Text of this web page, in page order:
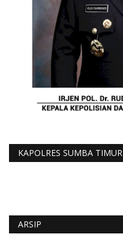
KAPOLRES SUMBA TIMUR
ARSIP